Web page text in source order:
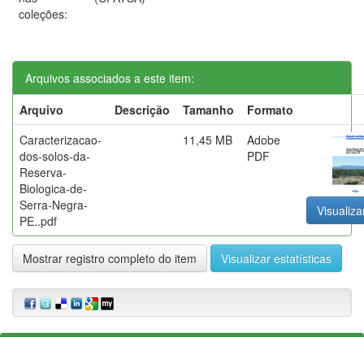
coleções:
Arquivos associados a este item:
Arquivo
Descrição Tamanho
Formato
Caracterizacao-
dos-solos-da-
Reserva-
Biologica-de-
Serra-Negra-
PE..pdf
11,45 MB
Adobe
PDF
Mostrar registro completo do item Visualizar estatísticas